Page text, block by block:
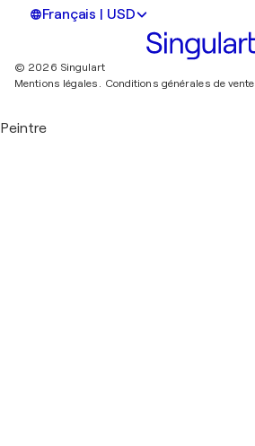
Français | USD
© 2026 Singulart
Mentions légales.
Conditions générales de vente
Peintre